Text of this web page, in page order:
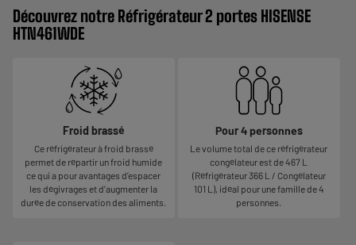
Découvrez notre Réfrigérateur 2 portes HISENSE
HTN461WDE
Froid brassé
Ce réfrigérateur à froid brassé
permet de répartir un froid humide
ce qui a pour avantages d’espacer
les dégivrages et d’augmenter la
durée de conservation des aliments.
Pour 4 personnes
Le volume total de ce réfrigérateur
congélateur est de 467 L
(Réfrigérateur 366 L / Congélateur
101 L), idéal pour une famille de 4
personnes.